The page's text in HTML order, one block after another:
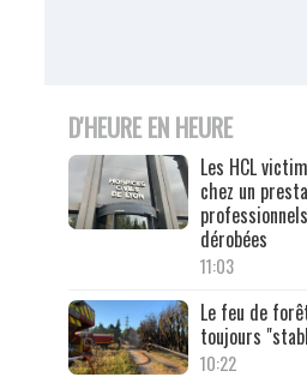
D'HEURE EN HEURE
Les HCL
chez un
dérobées
11:03
Le feu de
toujours
10:22